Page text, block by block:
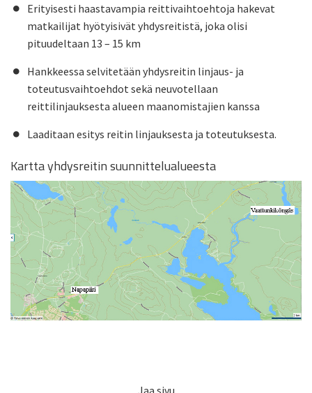
Erityisesti haastavampia reittivaihtoehtoja hakevat
matkailijat hyötyisivät yhdysreitistä, joka olisi
pituudeltaan 13 – 15 km
Hankkeessa selvitetään yhdysreitin linjaus- ja
toteutusvaihtoehdot sekä neuvotellaan
reittilinjauksesta alueen maanomistajien kanssa
Laaditaan esitys reitin linjauksesta ja toteutuksesta.
Kartta yhdysreitin suunnittelualueesta
Jaa sivu